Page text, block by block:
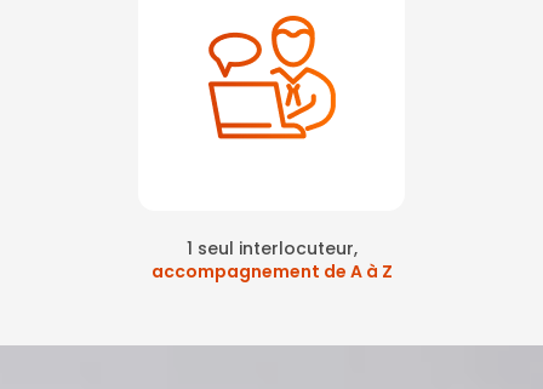
1 seul interlocuteur,
accompagnement de A à Z